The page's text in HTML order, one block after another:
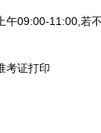
09:00-11:00,若
证打印